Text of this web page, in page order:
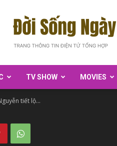
TV SHOW MOVIES
tiết lộ...